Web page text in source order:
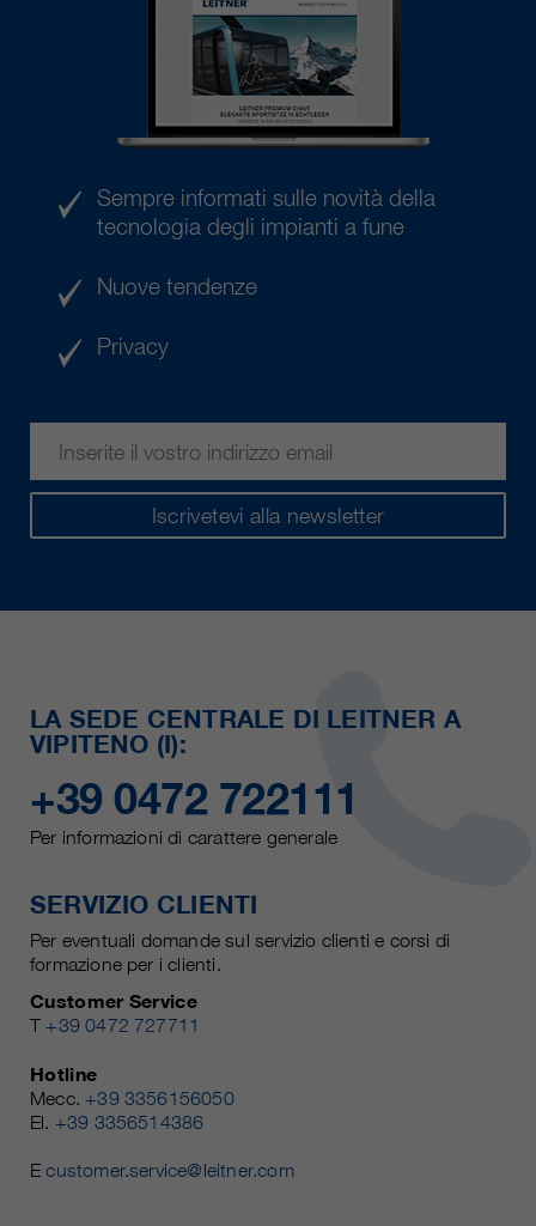
Iscrivetevi alla newsletter
Sempre informati sulle novità della
tecnologia degli impianti a fune
Nuove tendenze
Privacy
LA SEDE CENTRALE DI LEITNER A
VIPITENO (I):
+39 0472 722111
Per informazioni di carattere generale
SERVIZIO CLIENTI
Per eventuali domande sul servizio clienti e corsi di
formazione per i clienti.
Customer Service
T +39 0472 727711
Hotline
Mecc. +39 3356156050
El. +39 3356514386
Ecustomer.service@leitner.com